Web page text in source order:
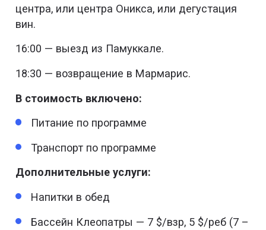
центра, или центра Оникса, или дегустация
вин.
16:00 — выезд из Памуккале.
18:30 — возвращение в Мармарис.
В стоимость включено:
Питание по программе
Транспорт по программе
Дополнительные услуги:
Напитки в обед
Бассейн Клеопатры — 7 $/взр, 5 $/реб (7 –